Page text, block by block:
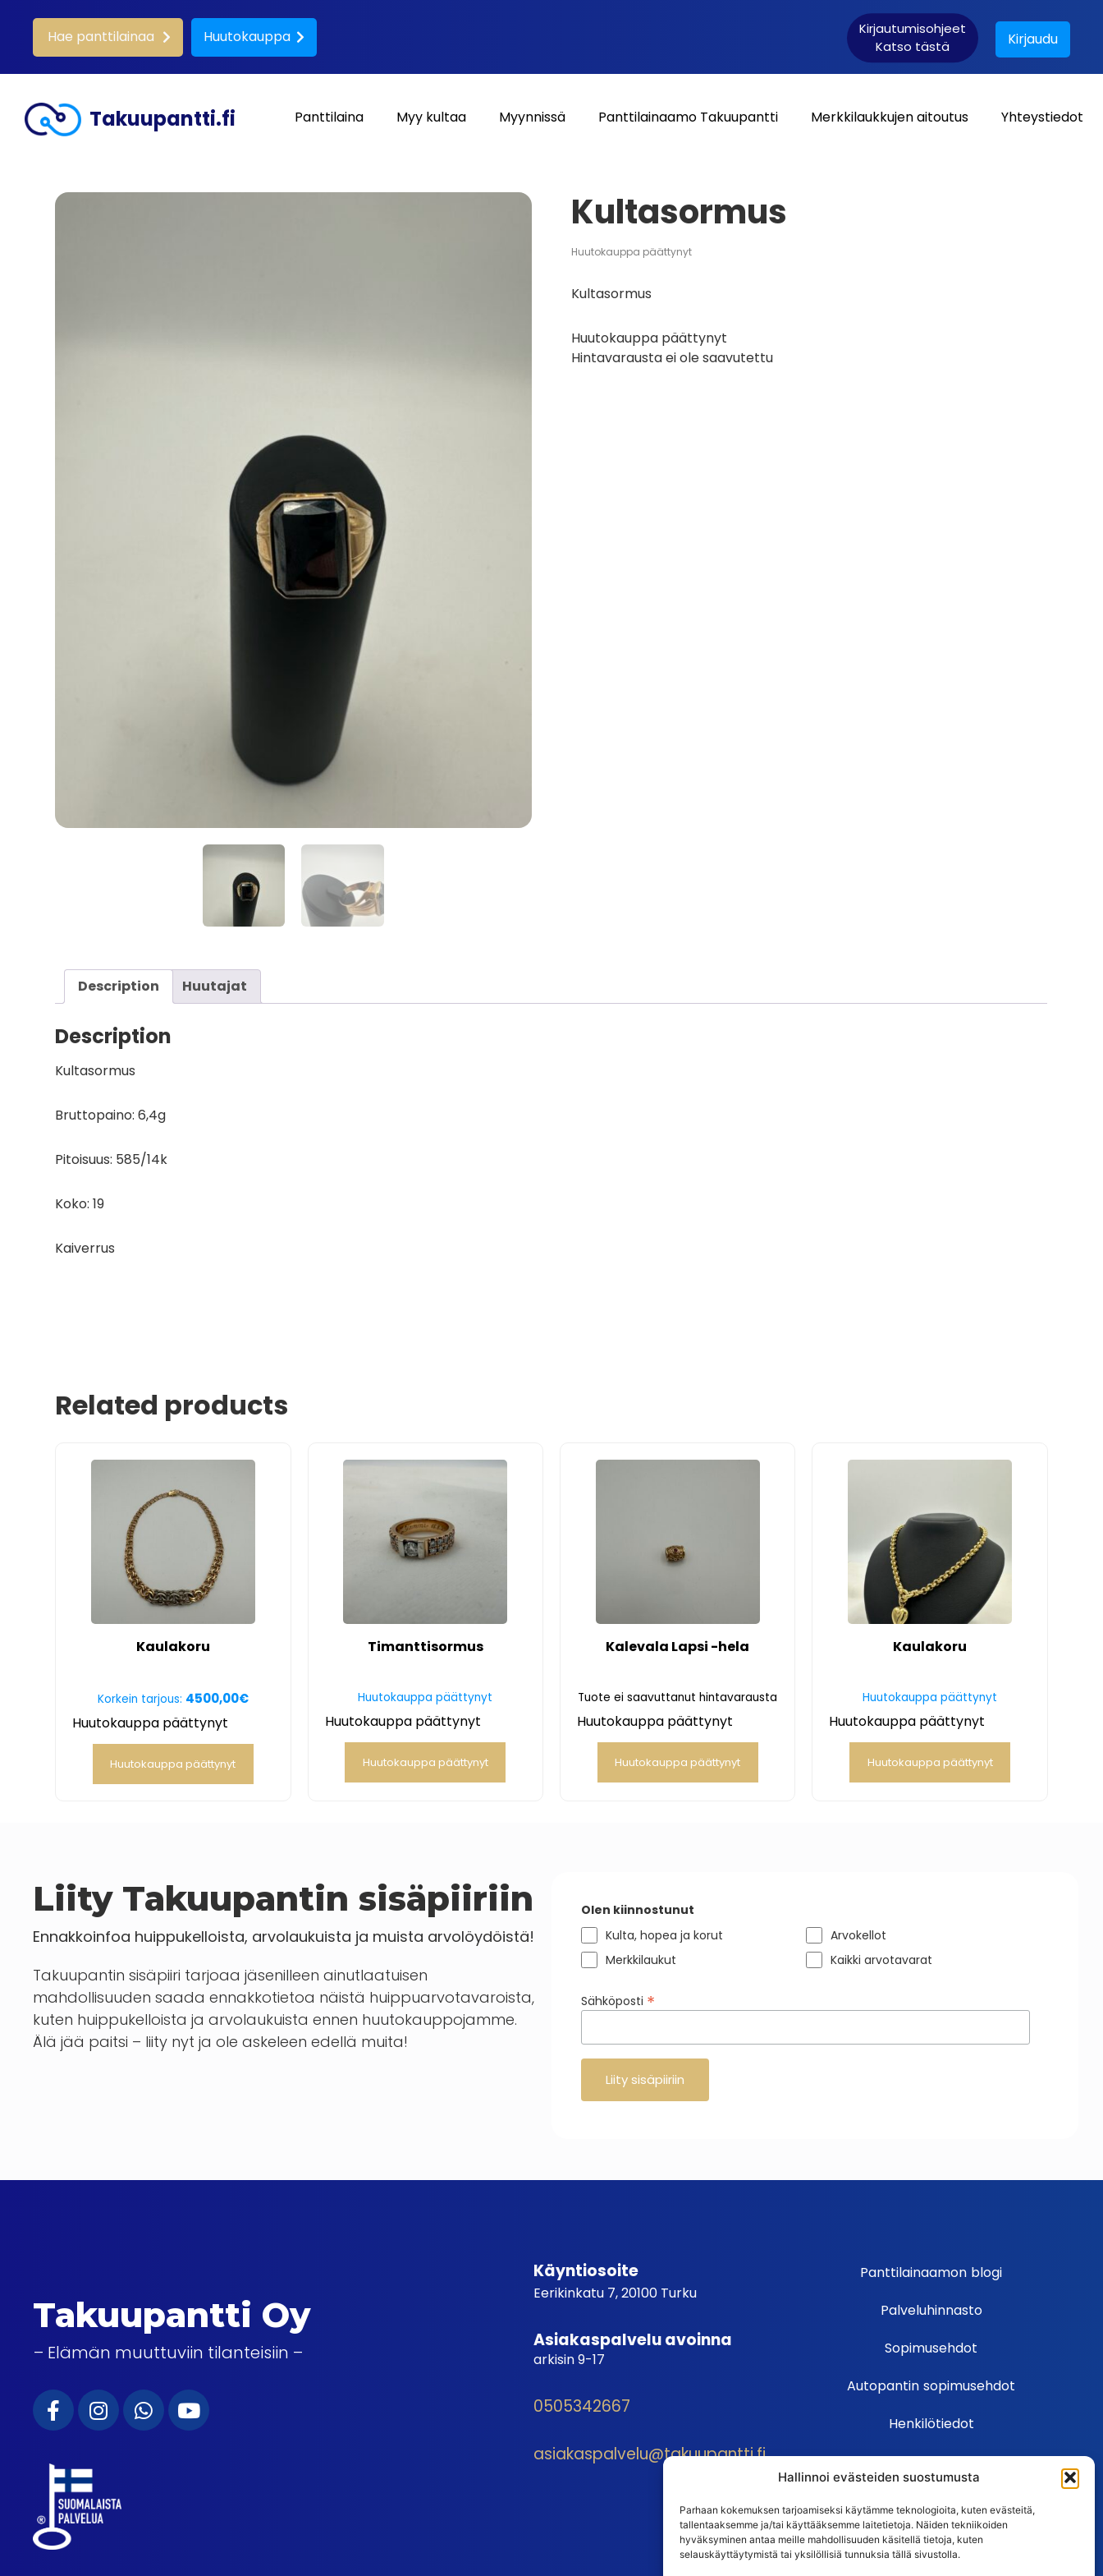
Hallinnoi evästeiden suostumusta
Parhaan kokemuksen tarjoamiseksi käytämme teknologioita, kuten evästeitä,
tallentaaksemme ja/tai käyttääksemme laitetietoja. Näiden tekniikoiden
hyväksyminen antaa meille mahdollisuuden käsitellä tietoja, kuten
selauskäyttäytymistä tai yksilöllisiä tunnuksia tällä sivustolla.
Hae panttilainaa Huutokauppa Kirjautumisohjeet
Katso tästä Kirjaudu
Takuupantti.fi Panttilaina Myy kultaa Myynnissä Panttilainaamo Takuupantti Merkkilaukkujen aitoutus Yhteystiedot
Kultasormus
Huutokauppa päättynyt
Kultasormus
Huutokauppa päättynyt
Hintavarausta ei ole saavutettu
Description Huutajat
Description
Kultasormus
Bruttopaino: 6,4g
Pitoisuus: 585/14k
Koko: 19
Kaiverrus
Related products
Kaulakoru
Korkein tarjous: 4500,00€
Huutokauppa päättynyt
Huutokauppa päättynyt
Timanttisormus
Huutokauppa päättynyt
Huutokauppa päättynyt
Huutokauppa päättynyt
Kalevala Lapsi -hela
Tuote ei saavuttanut hintavarausta
Huutokauppa päättynyt
Huutokauppa päättynyt
Kaulakoru
Huutokauppa päättynyt
Huutokauppa päättynyt
Huutokauppa päättynyt
Liity Takuupantin sisäpiiriin
Ennakkoinfoa huippukelloista, arvolaukuista ja muista arvolöydöistä!
Takuupantin sisäpiiri tarjoaa jäsenilleen ainutlaatuisen
mahdollisuuden saada ennakkotietoa näistä huippuarvotavaroista,
kuten huippukelloista ja arvolaukuista ennen huutokauppojamme.
Älä jää paitsi – liity nyt ja ole askeleen edellä muita!
Olen kiinnostunut
Kulta, hopea ja korut
Arvokellot
Merkkilaukut
Kaikki arvotavarat
Sähköposti *
Takuupantti Oy
– Elämän muuttuviin tilanteisiin –
Käyntiosoite
Eerikinkatu 7, 20100 Turku
Asiakaspalvelu avoinna
arkisin 9-17
0505342667
asiakaspalvelu@takuupantti.fi
Panttilainaamon blogi
Palveluhinnasto
Sopimusehdot
Autopantin sopimusehdot
Henkilötiedot
Ehdot
Usein kysytyt kysymykset